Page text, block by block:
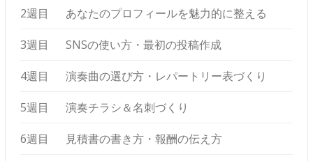
2週目 あなたのプロフィールを魅力的に整える
3週目 SNSの使い方・最初の投稿作成
4週目 演奏曲の選び方・レパートリー表づくり
5週目 演奏チラシ＆名刺づくり
6週目 見積書の書き方・報酬の伝え方